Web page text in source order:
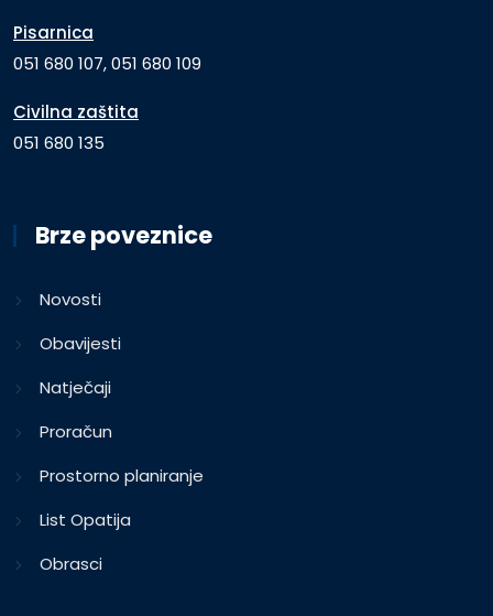
Pisarnica
051 680 107, 051 680 109
Civilna zaštita
051 680 135
Brze poveznice
Novosti
Obavijesti
Natječaji
Proračun
Prostorno planiranje
List Opatija
Obrasci